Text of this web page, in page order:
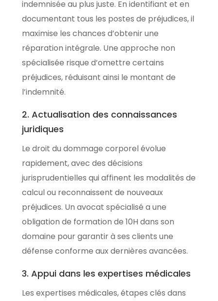
indemnisée au plus juste. En identifiant et en
documentant tous les postes de préjudices, il
maximise les chances d’obtenir une
réparation intégrale. Une approche non
spécialisée risque d’omettre certains
préjudices, réduisant ainsi le montant de
l’indemnité.
2. Actualisation des connaissances
juridiques
Le droit du dommage corporel évolue
rapidement, avec des décisions
jurisprudentielles qui affinent les modalités de
calcul ou reconnaissent de nouveaux
préjudices. Un avocat spécialisé a une
obligation de formation de 10H dans son
domaine pour garantir à ses clients une
défense conforme aux dernières avancées.
3. Appui dans les expertises médicales
Les expertises médicales, étapes clés dans